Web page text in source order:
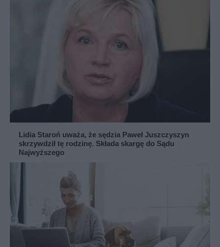
Lidia Staroń uważa, że sędzia Paweł Juszczyszyn
skrzywdził tę rodzinę. Składa skargę do Sądu
Najwyższego